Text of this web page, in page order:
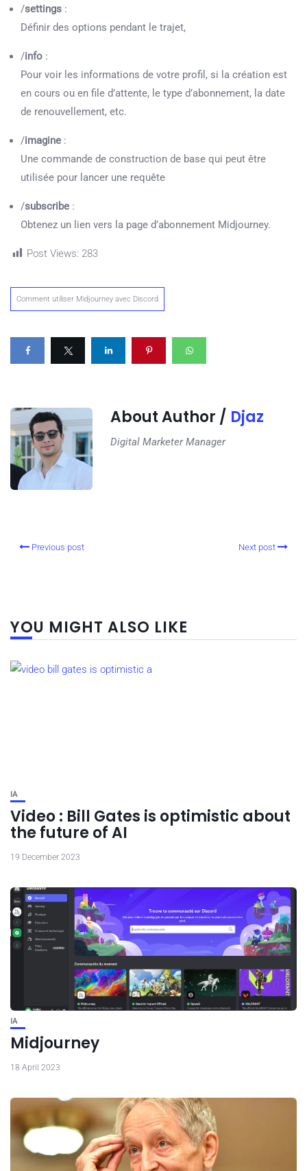
/settings :
Définir des options pendant le trajet,
/info :
Pour voir les informations de votre profil, si la création est
en cours ou en file d’attente, le type d’abonnement, la date
de renouvellement, etc.
/imagine :
Une commande de construction de base qui peut être
utilisée pour lancer une requête
/subscribe :
Obtenez un lien vers la page d’abonnement Midjourney.
Post Views: 283
Comment utiliser Midjourney avec Discord
About Author / Djaz
Digital Marketer Manager
Previous post Next post
YOU MIGHT ALSO LIKE
IA
Video : Bill Gates is optimistic about
the future of AI
19 December 2023
IA
Midjourney
18 April 2023